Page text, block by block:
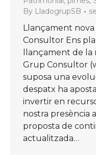
By LladogrupSB
Llançament
Consultor Ens
llançament de
Grup Consultor
suposa una
despatx ha
invertir en
nostra presència
proposta de
actualitzada…